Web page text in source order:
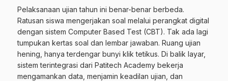
Pelaksanaan ujian tahun ini benar-benar berbeda.
Ratusan siswa mengerjakan soal melalui perangkat digital
dengan sistem Computer Based Test (CBT). Tak ada lagi
tumpukan kertas soal dan lembar jawaban. Ruang ujian
hening, hanya terdengar bunyi klik tetikus. Di balik layar,
sistem terintegrasi dari Patitech Academy bekerja
mengamankan data, menjamin keadilan ujian, dan